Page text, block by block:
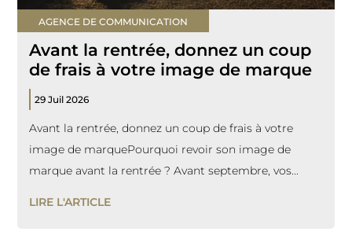
AGENCE DE COMMUNICATION
Avant la rentrée, donnez un coup
de frais à votre image de marque
29 Juil 2026
Avant la rentrée, donnez un coup de frais à votre
image de marquePourquoi revoir son image de
marque avant la rentrée ? Avant septembre, vos...
LIRE L'ARTICLE